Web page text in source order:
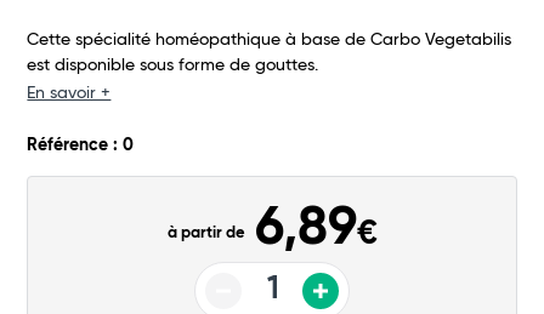
Total
Cette spécialité homéopathique à base de Carbo Vegetabilis
est disponible sous forme de gouttes.
En savoir +
Référence : 0
à partir de 6,89€